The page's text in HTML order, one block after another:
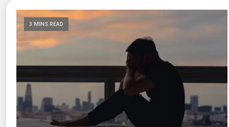
3 MINS READ